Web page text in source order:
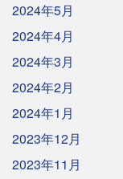
2024年5月
2024年4月
2024年3月
2024年2月
2024年1月
2023年12月
2023年11月